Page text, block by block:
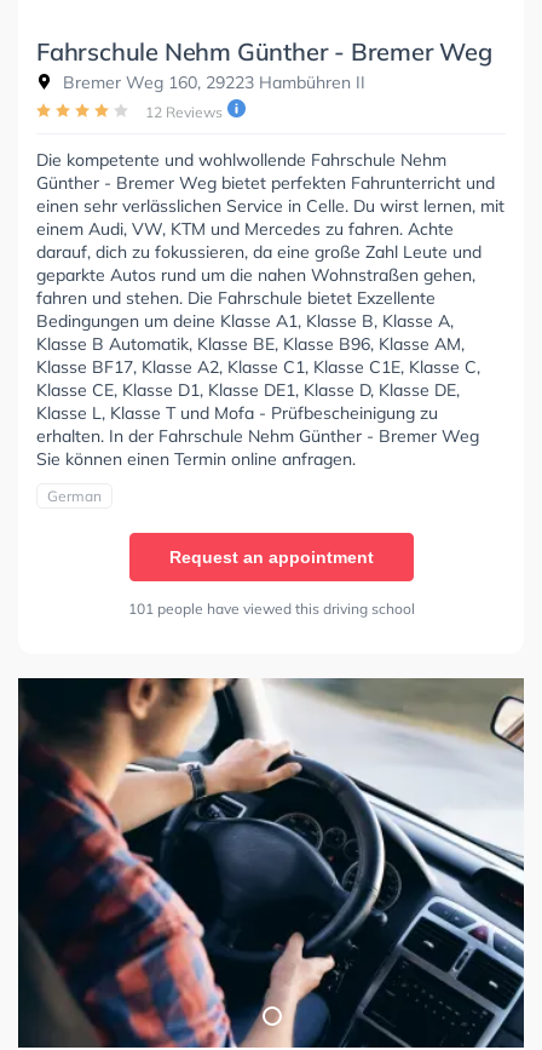
Fahrschule Nehm Günther - Bremer Weg
Bremer Weg 160, 29223 Hambühren II
12 Reviews
Die kompetente und wohlwollende Fahrschule Nehm
Günther - Bremer Weg bietet perfekten Fahrunterricht und
einen sehr verlässlichen Service in Celle. Du wirst lernen, mit
einem Audi, VW, KTM und Mercedes zu fahren. Achte
darauf, dich zu fokussieren, da eine große Zahl Leute und
geparkte Autos rund um die nahen Wohnstraßen gehen,
fahren und stehen. Die Fahrschule bietet Exzellente
Bedingungen um deine Klasse A1, Klasse B, Klasse A,
Klasse B Automatik, Klasse BE, Klasse B96, Klasse AM,
Klasse BF17, Klasse A2, Klasse C1, Klasse C1E, Klasse C,
Klasse CE, Klasse D1, Klasse DE1, Klasse D, Klasse DE,
Klasse L, Klasse T und Mofa - Prüfbescheinigung zu
erhalten. In der Fahrschule Nehm Günther - Bremer Weg
Sie können einen Termin online anfragen.
German
Request an appointment
101 people have viewed this driving school